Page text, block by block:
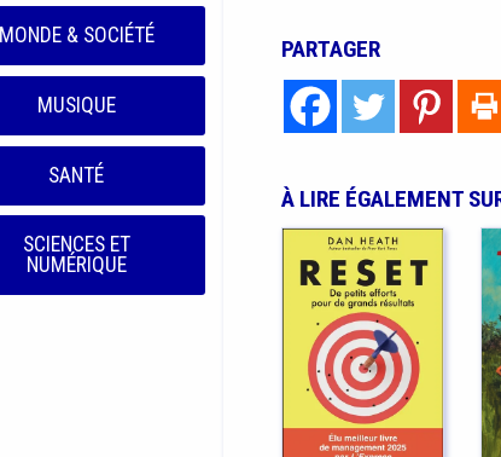
MONDE & SOCIÉTÉ
MUSIQUE
SANTÉ
SCIENCES ET
NUMÉRIQUE
PARTAGER
À LIRE ÉGALEMENT